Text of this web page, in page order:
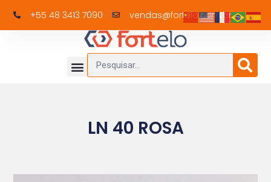
+55 48 3413 7090 vendas@fortelo.com.br
LN 40 ROSA